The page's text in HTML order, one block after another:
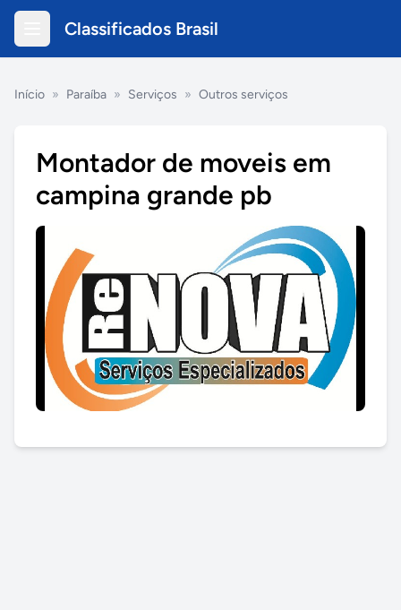
Classificados Brasil
Início » Paraíba » Serviços » Outros serviços
Montador de moveis em
campina grande pb